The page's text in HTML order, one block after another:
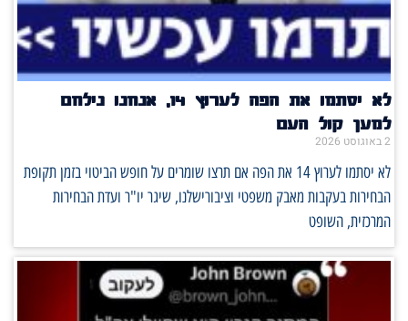
לא יסתמו את הפה לערוץ 14, אנחנו נילחם
למען קול העם
2 באוגוסט 2026
לא יסתמו לערוץ 14 את הפה אם תרצו שומרים על חופש הביטוי בזמן תקופת
הבחירות בעקבות מאבק משפטי וציבורישלנו, שיגר יו"ר ועדת הבחירות
המרכזית, השופט